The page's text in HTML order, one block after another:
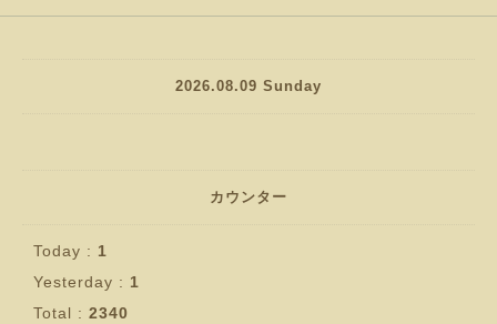
2026.08.09 Sunday
カウンター
Today : 1
Yesterday : 1
Total : 2340